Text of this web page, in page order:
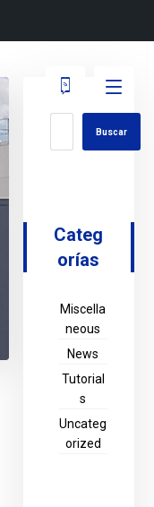
Buscar
Categ
orías
Miscella
neous
News
Tutorial
s
Uncateg
orized